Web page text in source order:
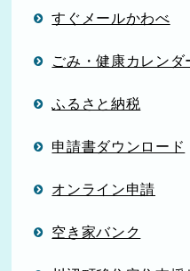
すぐメールかわべ
ごみ・健康カレンダ
ふるさと納税
申請書ダウンロード
オンライン申請
空き家バンク